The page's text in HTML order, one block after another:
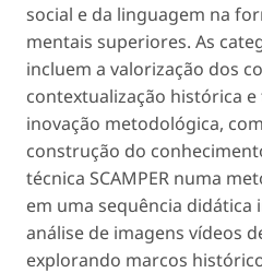
social e da linguagem na
mentais superiores. As
incluem a valorização dos
contextualização histórica e
inovação metodológica,
construção do
técnica SCAMPER numa
em uma sequência didática
análise de imagens vídeos
explorando marcos